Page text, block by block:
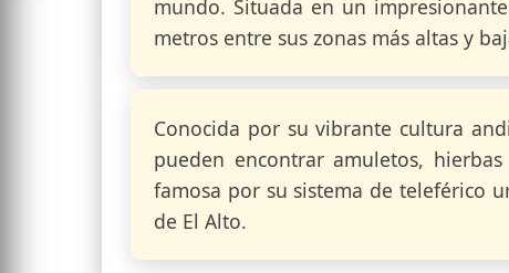
mundo. Situada en un
metros entre sus zonas más altas y
Conocida por su vibrante cultura
pueden encontrar amuletos,
famosa por su sistema de teleférico
de El Alto.